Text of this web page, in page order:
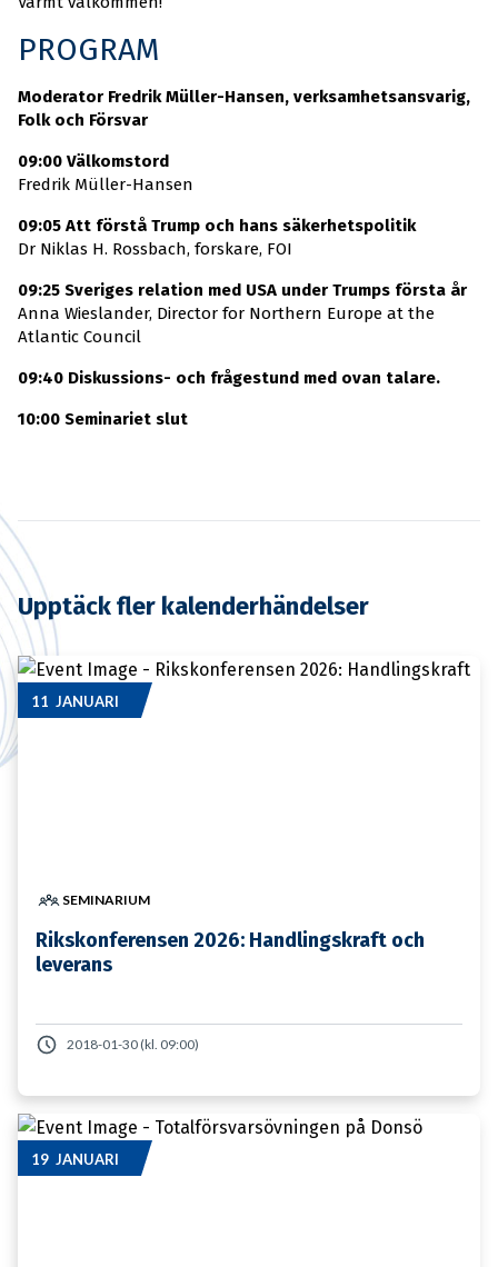
PROGRAM
Moderator Fredrik Müller-Hansen, verksamhetsansvarig,
Folk och Försvar
09:00 Välkomstord
Fredrik Müller-Hansen
09:05 Att förstå Trump och hans säkerhetspolitik
Dr Niklas H. Rossbach, forskare, FOI
09:25 Sveriges relation med USA under Trumps första år
Anna Wieslander, Director for Northern Europe at the
Atlantic Council
09:40 Diskussions- och frågestund med ovan talare.
10:00 Seminariet slut
Upptäck fler kalenderhändelser
11 JANUARI
SEMINARIUM
Rikskonferensen 2026: Handlingskraft och
leverans
2018-01-30 (kl. 09:00)
19 JANUARI